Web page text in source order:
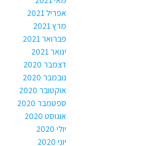
אפריל 2021
מרץ 2021
פברואר 2021
ינואר 2021
דצמבר 2020
נובמבר 2020
אוקטובר 2020
ספטמבר 2020
אוגוסט 2020
יולי 2020
יוני 2020